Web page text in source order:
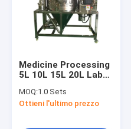
velocità
Medicine Processing
5L 10L 15L 20L Lab
Material Mineral
Powder Spray Drying
MOQ:1.0 Sets
Ottieni l'ultimo prezzo